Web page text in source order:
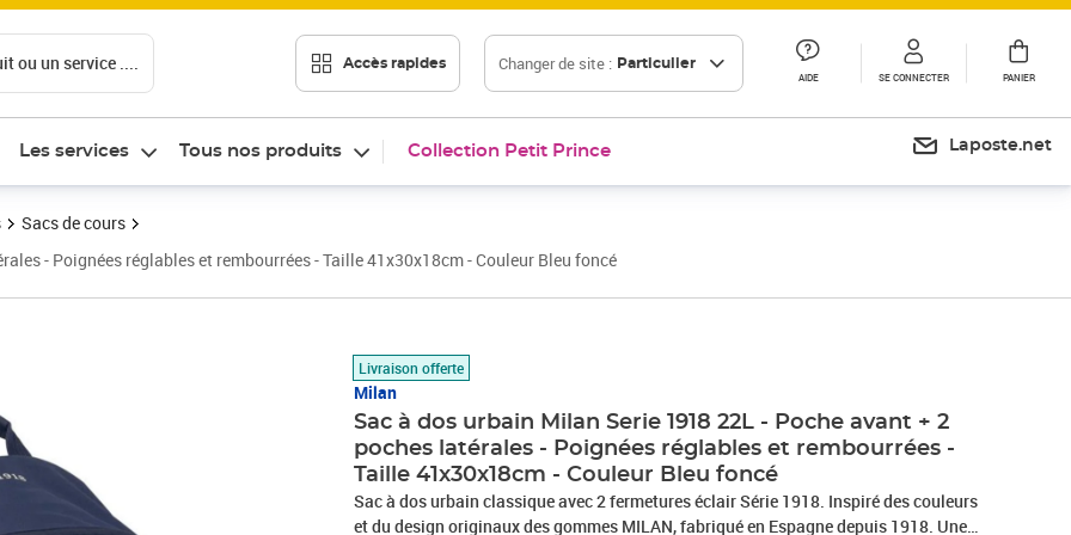
ou un service .... Accès rapides Changer de site : Particulier
AIDE SE CONNECTER PANIER
Les services Tous nos produits Collection Petit Prince Laposte.net
Sacs de cours
- Poignées réglables et rembourrées - Taille 41x30x18cm - Couleur Bleu foncé
Livraison offerte
Milan
Sac à dos urbain Milan Serie 1918 22L - Poche avant + 2
poches latérales - Poignées réglables et rembourrées -
Taille 41x30x18cm - Couleur Bleu foncé
Sac à dos urbain classique avec 2 fermetures éclair Série 1918. Inspiré des couleurs
et du design originaux des gommes MILAN, fabriqué en Espagne depuis 1918. Une
Prix 45,43€